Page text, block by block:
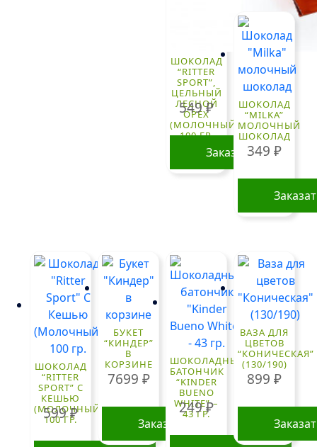
ШОКОЛАД
“RITTER
SPORT”,
ЦЕЛЬНЫЙ
ЛЕСНОЙ
ОРЕХ
(МОЛОЧНЫЙ)
100 ГР.
549₽
Заказать
ШОКОЛАД
“MILKA”
МОЛОЧНЫЙ
ШОКОЛАД
349₽
ШОКОЛАД
“RITTER
SPORT” С
КЕШЬЮ
(МОЛОЧНЫЙ)
100 ГР.
599₽
БУКЕТ
“КИНДЕР”
В
КОРЗИНЕ
7699 ₽
Заказать
ШОКОЛАДНЫЙ
БАТОНЧИК
“KINDER
BUENO
WHITE” –
43 ГР.
249₽
ВАЗА ДЛЯ
ЦВЕТОВ
“КОНИЧЕСКАЯ”
(130/190)
899₽